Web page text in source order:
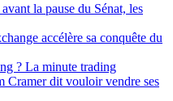
la pause du Sénat, les
accélère sa conquête du
? La minute trading
Cramer dit vouloir vendre ses